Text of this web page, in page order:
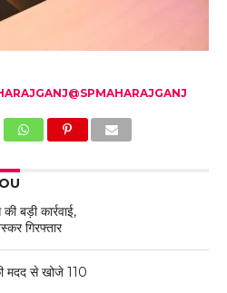
बड़ी कार्रवाई,
गिरफ्तार
मदद से खोजे 110